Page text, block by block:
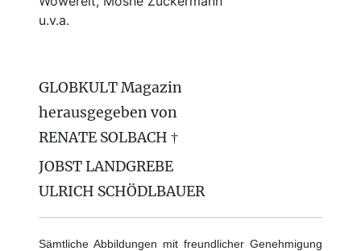
u.v.a.
GLOBKULT Magazin
herausgegeben von
RENATE SOLBACH †
JOBST LANDGREBE
ULRICH SCHÖDLBAUER
Sämtliche Abbildungen mit freundlicher Genehmigung